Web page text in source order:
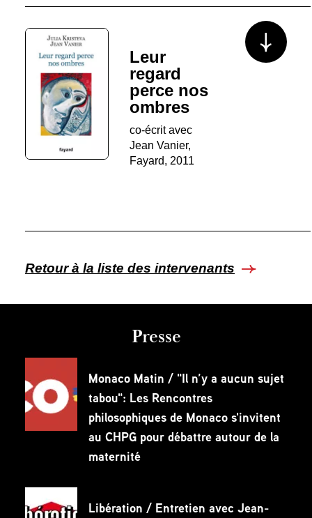
Leur
regard
perce nos
ombres
co-écrit avec
Jean Vanier,
Fayard, 2011
Voir plus/
Retour à la liste des intervenants
Presse
Monaco Matin / "Il n’y a aucun sujet
tabou": Les Rencontres
philosophiques de Monaco s'invitent
au CHPG pour débattre autour de la
maternité
Libération / Entretien avec Jean-